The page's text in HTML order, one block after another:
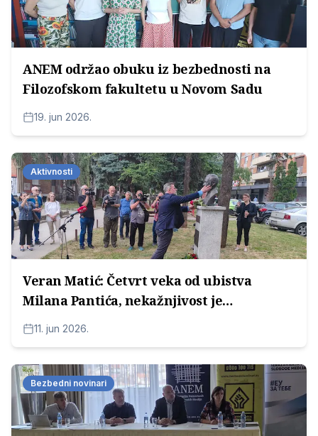
ANEM održao obuku iz bezbednosti na
Filozofskom fakultetu u Novom Sadu
19. jun 2026.
Aktivnosti
Veran Matić: Četvrt veka od ubistva
Milana Pantića, nekažnjivost je
neprihvatljiva
11. jun 2026.
Bezbedni novinari